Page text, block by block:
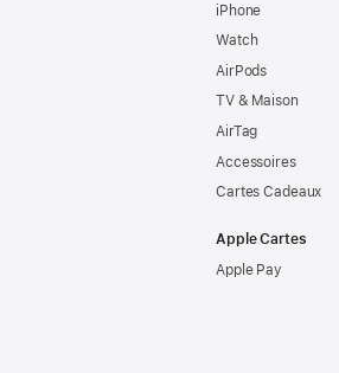
iPhone
Watch
AirPods
TV & Maison
AirTag
Accessoires
Cartes Cadeaux
Apple Cartes
Apple Pay